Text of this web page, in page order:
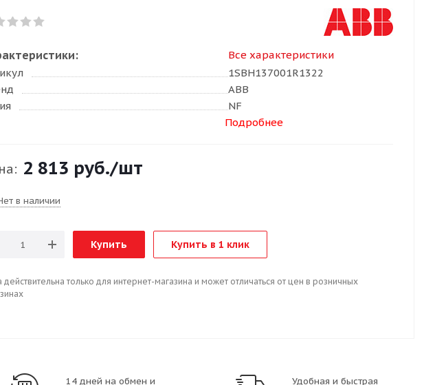
Все характеристики
1SBH137001R1322
ABB
NF
Подробнее
2 813 руб./шт
в наличии
Купить Купить в 1 клик
действительна только для интернет-магазина и может отличаться от цен в розничных
14 дней на обмен и
Удобная и быстрая